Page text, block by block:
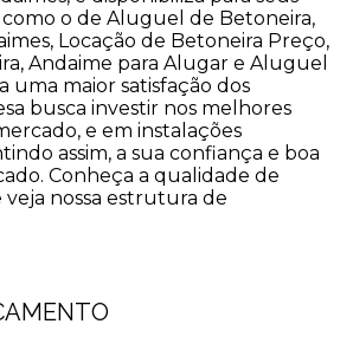
o de Aluguel de Betoneira,
Locação de Betoneira Preço,
Andaime para Alugar e Aluguel
uma maior satisfação dos
busca investir nos melhores
e em instalações
assim, a sua confiança e boa
Conheça a qualidade de
veja nossa estrutura de